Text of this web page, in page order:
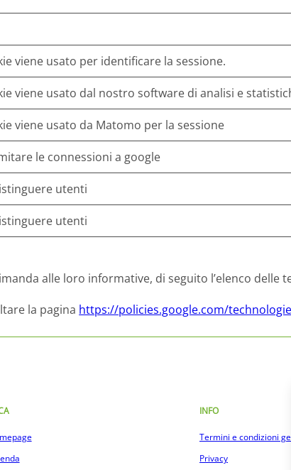
viene usato per identificare la sessione.
viene usato dal nostro software di analisi e
viene usato da Matomo per la sessione
le connessioni a google
utenti
utenti
alle loro informative, di seguito l’elenco delle
la pagina https://policies.google.com/
INFO
Termini e condizioni
Privacy